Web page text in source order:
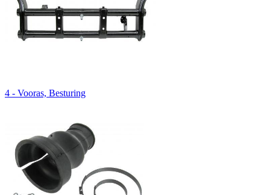
4 - Vooras, Besturing